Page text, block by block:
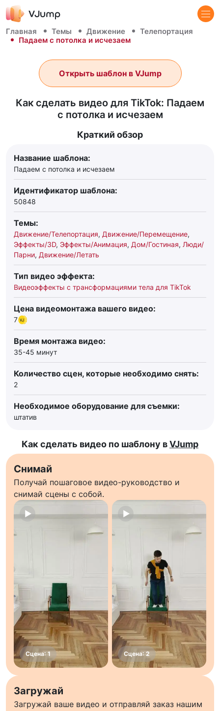
Главная Темы Движение
Телепортация
Падаем с потолка и исчезаем
Как сделать видео для TikTok: Падаем
с потолка и исчезаем
Открыть шаблон в VJump
Краткий обзор
Название шаблона:
Падаем с потолка и исчезаем
Идентификатор шаблона:
50848
Темы:
Движение/Телепортация, Движение/Перемещение,
Эффекты/3D, Эффекты/Анимация, Дом/Гостиная, Люди/
Парни, Движение/Летать
Тип видео эффекта:
Видеоэффекты с трансформациями тела для TikTok
Цена видеомонтажа вашего видео:
7
Время монтажа видео:
35-45 минут
Количество сцен, которые необходимо снять:
2
Необходимое оборудование для съемки:
штатив
Как сделать видео по шаблону вVJump
Снимай
Получай пошаговое видео-руководство и
снимай сцены с собой.
Загружай
Загружай ваше видео и отправляй заказ нашим